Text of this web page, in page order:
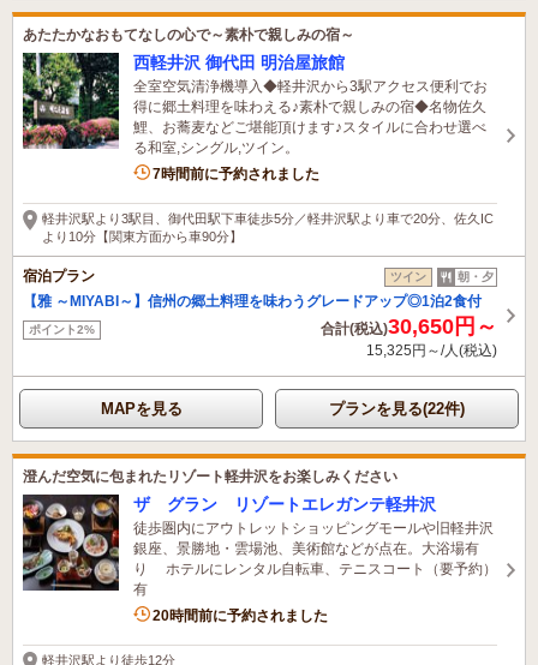
あたたかなおもてなしの心で～素朴で親しみの宿～
西軽井沢 御代田 明治屋旅館
全室空気清浄機導入◆軽井沢から3駅アクセス便利でお
得に郷土料理を味わえる♪素朴で親しみの宿◆名物佐久
鯉、お蕎麦などご堪能頂けます♪スタイルに合わせ選べ
る和室,シングル,ツイン。
7時間前に予約されました
軽井沢駅より3駅目、御代田駅下車徒歩5分／軽井沢駅より車で20分、佐久IC
より10分【関東方面から車90分】
宿泊プラン ツイン 朝・夕
【雅 ～MIYABI～】信州の郷土料理を味わうグレードアップ◎1泊2食付
ポイント2% 合計(税込)30,650円～
15,325円～/人(税込)
MAPを見る プランを見る(22件)
澄んだ空気に包まれたリゾート軽井沢をお楽しみください
ザ グラン リゾートエレガンテ軽井沢
徒歩圏内にアウトレットショッピングモールや旧軽井沢
銀座、景勝地・雲場池、美術館などが点在。大浴場有
り ホテルにレンタル自転車、テニスコート（要予約）
有
20時間前に予約されました
軽井沢駅より徒歩12分